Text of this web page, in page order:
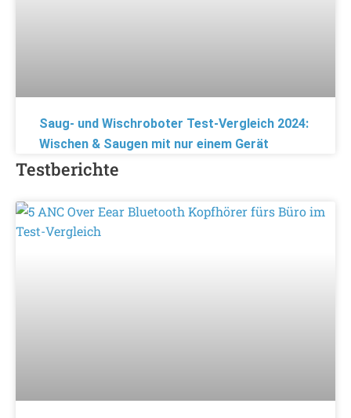
Saug- und Wischroboter Test-Vergleich 2024:
Wischen & Saugen mit nur einem Gerät
Testberichte